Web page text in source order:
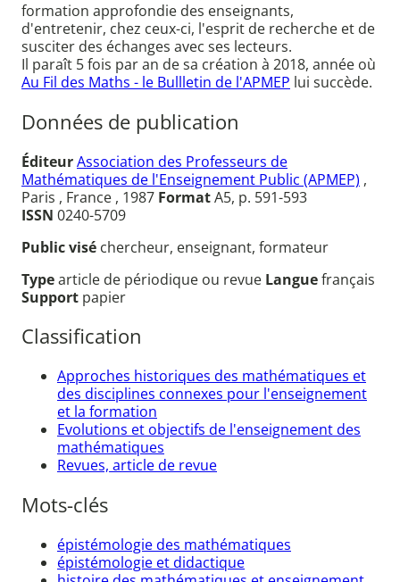
formation approfondie des enseignants,
d'entretenir, chez ceux-ci, l'esprit de recherche et de
susciter des échanges avec ses lecteurs.
Il paraît 5 fois par an de sa création à 2018, année où
Au Fil des Maths - le Bullletin de l'APMEP lui succède.
Données de publication
ÉditeurAssociation des Professeurs de
Mathématiques de l'Enseignement Public (APMEP) ,
Paris , France , 1987 FormatA5, p. 591-593
ISSN 0240-5709
Public visé chercheur, enseignant, formateur
Typearticle de périodique ou revue Languefrançais
Support papier
Classification
Approches historiques des mathématiques et
des disciplines connexes pour l'enseignement
et la formation
Evolutions et objectifs de l'enseignement des
mathématiques
Revues, article de revue
Mots-clés
épistémologie des mathématiques
épistémologie et didactique